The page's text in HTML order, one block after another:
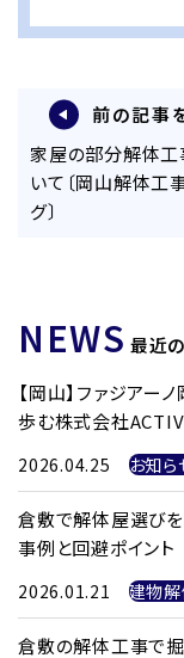
前の記事
家屋の部分解体工
いて〔岡山解体工
グ〕
NEWS 最近
【岡山】ファジアー
歩む株式会社
2026.04.25 お知ら
倉敷で解体屋選びを
事例と回避ポイント
2026.01.21 建物
倉敷の解体工事で